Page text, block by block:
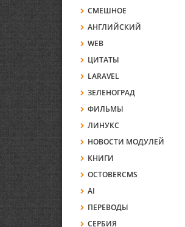
СМЕШНОЕ
АНГЛИЙСКИЙ
WEB
ЦИТАТЫ
LARAVEL
ЗЕЛЕНОГРАД
ФИЛЬМЫ
ЛИНУКС
НОВОСТИ МОДУЛЕЙ
КНИГИ
OCTOBERCMS
AI
ПЕРЕВОДЫ
СЕРБИЯ